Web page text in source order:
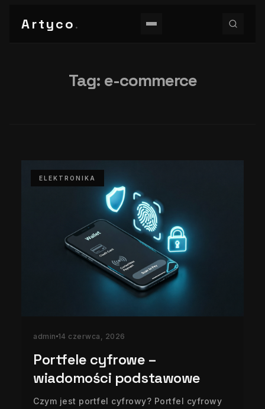
Artyco.
Tag: e-commerce
ELEKTRONIKA
admin 14 czerwca, 2026
Portfele cyfrowe –
wiadomości podstawowe
Czym jest portfel cyfrowy? Portfel cyfrowy